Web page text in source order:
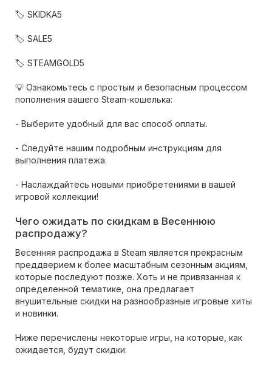
🏷 SKIDKA5
🏷 SALE5
🏷 STEAMGOLD5
💡 Ознакомьтесь с простым и безопасным процессом
пополнения вашего Steam-кошелька:
- Выберите удобный для вас способ оплаты.
- Следуйте нашим подробным инструкциям для
выполнения платежа.
- Наслаждайтесь новыми приобретениями в вашей
игровой коллекции!
Чего ожидать по скидкам в Весеннюю
распродажу?
Весенняя распродажа в Steam является прекрасным
преддверием к более масштабным сезонным акциям,
которые последуют позже. Хоть и не привязанная к
определенной тематике, она предлагает
внушительные скидки на разнообразные игровые хиты
и новинки.
Ниже перечислены некоторые игры, на которые, как
ожидается, будут скидки: